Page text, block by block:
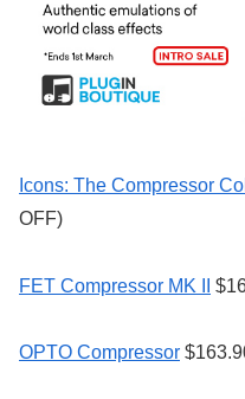
Icons: The Compressor
OFF)
FET Compressor MK II
OPTO Compressor